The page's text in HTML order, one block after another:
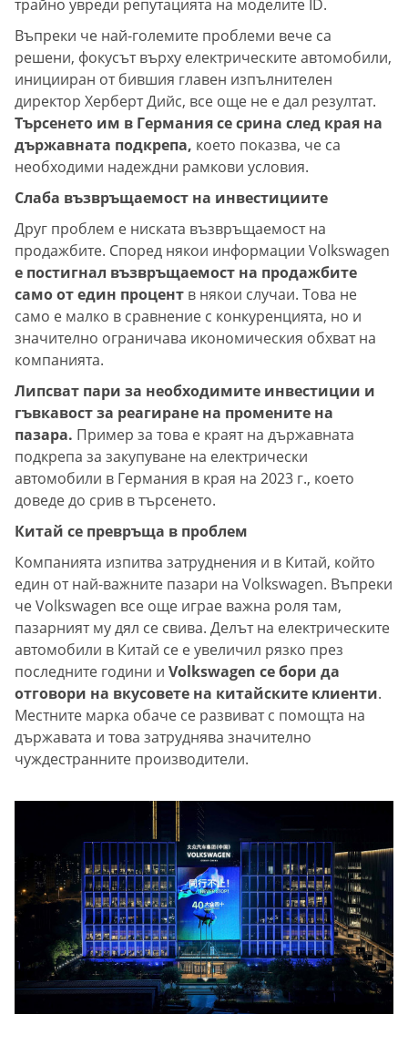
трайно увреди репутацията на моделите ID.
Въпреки че най-големите проблеми вече са
решени, фокусът върху електрическите автомобили,
иницииран от бившия главен изпълнителен
директор Херберт Дийс, все още не е дал резултат.
Търсенето им в Германия се срина след края на
държавната подкрепа, което показва, че са
необходими надеждни рамкови условия.
Слаба възвръщаемост на инвестициите
Друг проблем е ниската възвръщаемост на
продажбите. Според някои информации Volkswagen
е постигнал възвръщаемост на продажбите
само от един процент в някои случаи. Това не
само е малко в сравнение с конкуренцията, но и
значително ограничава икономическия обхват на
компанията.
Липсват пари за необходимите инвестиции и
гъвкавост за реагиране на промените на
пазара. Пример за това е краят на държавната
подкрепа за закупуване на електрически
автомобили в Германия в края на 2023 г., което
доведе до срив в търсенето.
Китай се превръща в проблем
Компанията изпитва затруднения и в Китай, който
един от най-важните пазари на Volkswagen. Въпреки
че Volkswagen все още играе важна роля там,
пазарният му дял се свива. Делът на електрическите
автомобили в Китай се е увеличил рязко през
последните години и Volkswagen се бори да
отговори на вкусовете на китайските клиенти.
Местните марка обаче се развиват с помощта на
държавата и това затруднява значително
чуждестранните производители.